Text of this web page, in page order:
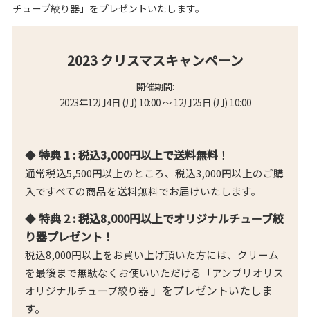
チューブ絞り器」をプレゼントいたします。
2023クリスマスキャンペーン
開催期間:
2023年12月4日 (月) 10:00 ～ 12月25日 (月) 10:00
◆特典 1 :税込3,000円以上で送料無料 ！
通常税込5,500円以上のところ、税込3,000円以上のご購
入ですべての商品を送料無料でお届けいたします。
◆特典 2 : 税込8,000円以上でオリジナルチューブ絞
り器プレゼント！
税込8,000円以上をお買い上げ頂いた方には、クリーム
を最後まで無駄なくお使いいただける「アンブリオリス
オリジナルチューブ絞り器 」をプレゼントいたしま
す。